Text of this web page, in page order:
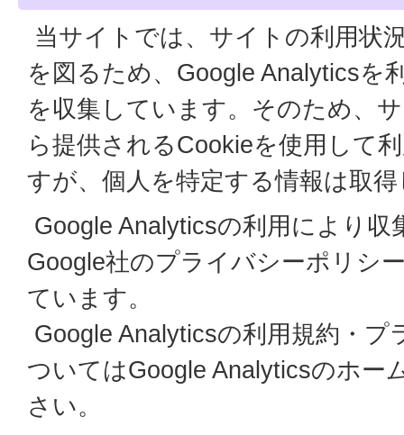
当サイトでは、サイトの利用状
を図るため、Google Analyticsを
を収集しています。そのため、
ら提供されるCookieを使用して
すが、個人を特定する情報は取
Google Analyticsの利用により収
Google社のプライバシーポリシ
ています。
Google Analyticsの利用規約・
ついてはGoogle Analyticsのホー
さい。